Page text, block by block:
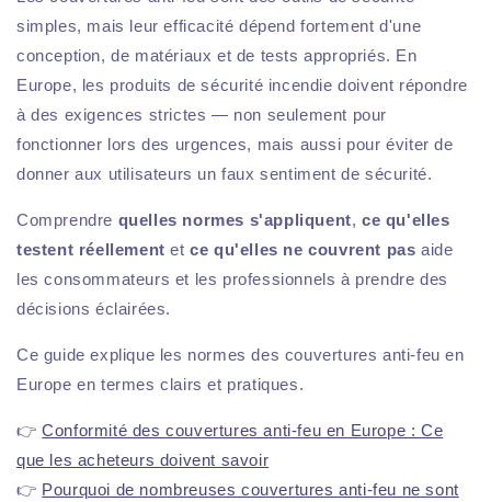
simples, mais leur efficacité dépend fortement d'une
conception, de matériaux et de tests appropriés. En
Europe, les produits de sécurité incendie doivent répondre
à des exigences strictes — non seulement pour
fonctionner lors des urgences, mais aussi pour éviter de
donner aux utilisateurs un faux sentiment de sécurité.
Comprendre quelles normes s'appliquent,ce qu'elles
testent réellement etce qu'elles ne couvrent pas aide
les consommateurs et les professionnels à prendre des
décisions éclairées.
Ce guide explique les normes des couvertures anti-feu en
Europe en termes clairs et pratiques.
👉Conformité des couvertures anti-feu en Europe : Ce
que les acheteurs doivent savoir
👉 Pourquoi de nombreuses couvertures anti-feu ne sont